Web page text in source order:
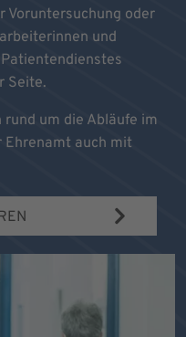
Voruntersuchung oder
und
Seite.
um die Abläufe im
Ehrenamt auch mit